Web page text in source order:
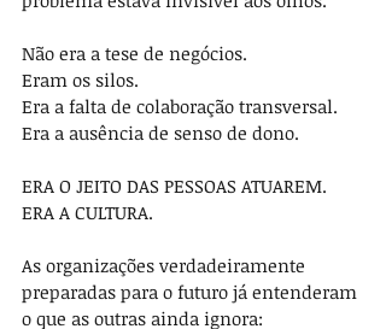
Não era a tese de negócios.
Eram os silos.
Era a falta de colaboração transversal.
Era a ausência de senso de dono.
ERA O JEITO DAS PESSOAS ATUAREM.
ERA A CULTURA.
As organizações verdadeiramente
preparadas para o futuro já entenderam
o que as outras ainda ignora: